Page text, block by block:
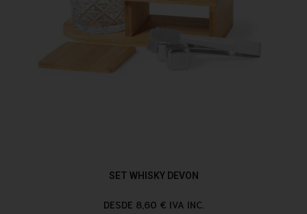
SET WHISKY DEVON
DESDE 8,60 € IVA INC.